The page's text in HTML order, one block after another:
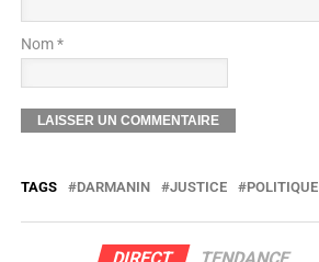
Nom *
TAGS DARMANIN JUSTICE POLITIQUE
DIRECT TENDANCE